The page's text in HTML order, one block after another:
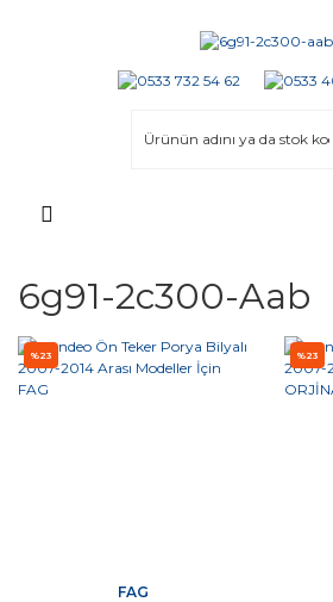
6g91-2c300-Aab
%23
FAG
%23